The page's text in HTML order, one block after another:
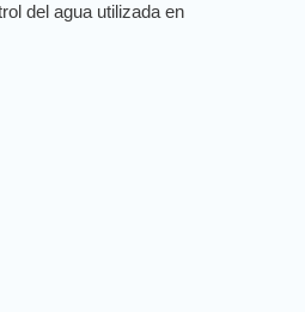
del agua utilizada en